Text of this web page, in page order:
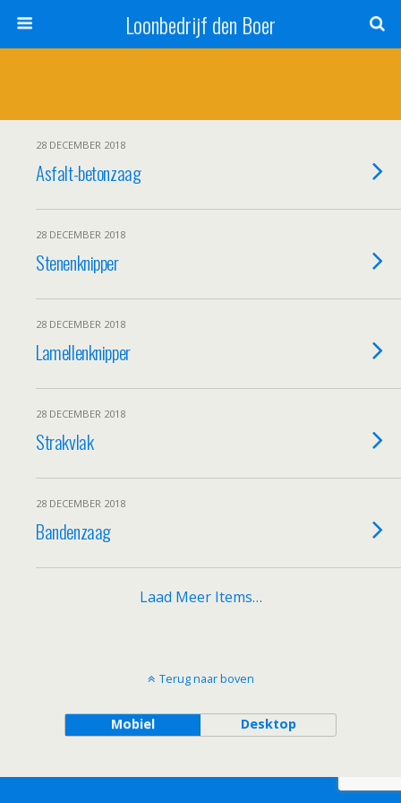
Loonbedrijf den Boer
28 DECEMBER 2018
Asfalt-betonzaag
28 DECEMBER 2018
Stenenknipper
28 DECEMBER 2018
Lamellenknipper
28 DECEMBER 2018
Strakvlak
28 DECEMBER 2018
Bandenzaag
Laad Meer Items…
Terug naar boven
Mobiel Desktop